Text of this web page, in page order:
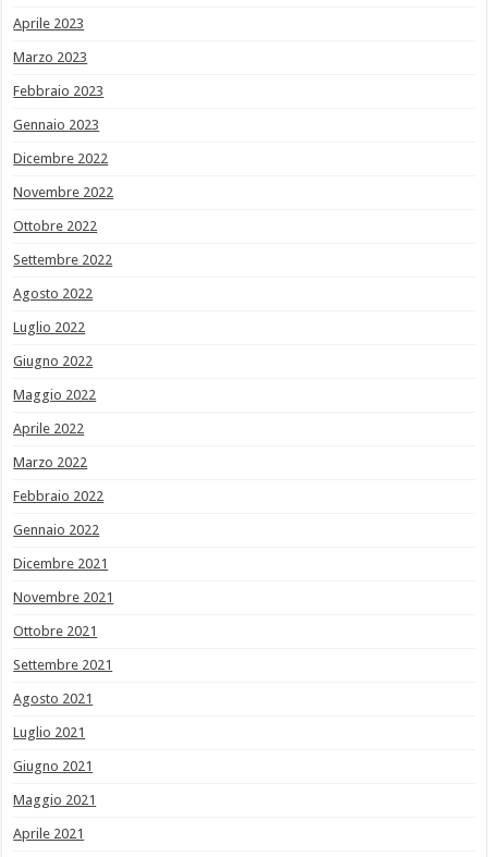
Aprile 2023
Marzo 2023
Febbraio 2023
Gennaio 2023
Dicembre 2022
Novembre 2022
Ottobre 2022
Settembre 2022
Agosto 2022
Luglio 2022
Giugno 2022
Maggio 2022
Aprile 2022
Marzo 2022
Febbraio 2022
Gennaio 2022
Dicembre 2021
Novembre 2021
Ottobre 2021
Settembre 2021
Agosto 2021
Luglio 2021
Giugno 2021
Maggio 2021
Aprile 2021